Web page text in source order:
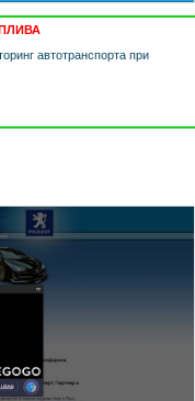
автотранспорта при